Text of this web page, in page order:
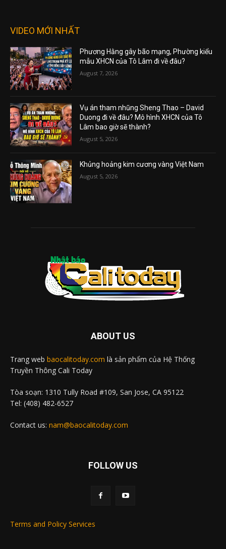
VIDEO MỚI NHẤT
Phương Hằng gây bão mạng, Phường kiểu
mẫu XHCN của Tô Lâm đi về đâu?
August 7, 2026
Vụ án tham nhũng Sheng Thao – David
Duong đi về đâu? Mô hình XHCN của Tô
Lâm bao giờ sẽ thành?
August 5, 2026
Khủng hoảng kim cương vàng Việt Nam
August 5, 2026
ABOUT US
Trang web baocalitoday.com là sản phẩm của Hệ Thống
Truyền Thông Cali Today
Tòa soạn: 1310 Tully Road #109, San Jose, CA 95122
Tel: (408) 482-6527
Contact us: nam@baocalitoday.com
FOLLOW US
Terms and Policy Services